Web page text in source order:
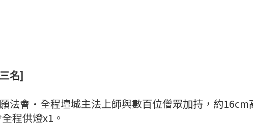
名]
願法會·全程壇城主法上師與數百位僧眾加持，約16cm
程供燈x1。